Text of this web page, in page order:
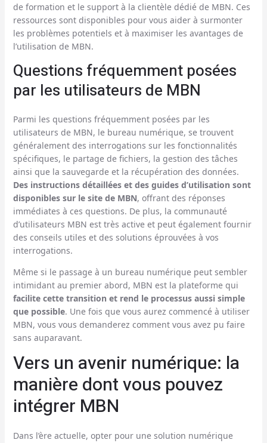
de formation et le support à la clientèle dédié de MBN. Ces
ressources sont disponibles pour vous aider à surmonter
les problèmes potentiels et à maximiser les avantages de
l’utilisation de MBN.
Questions fréquemment posées
par les utilisateurs de MBN
Parmi les questions fréquemment posées par les
utilisateurs de MBN, le bureau numérique, se trouvent
généralement des interrogations sur les fonctionnalités
spécifiques, le partage de fichiers, la gestion des tâches
ainsi que la sauvegarde et la récupération des données.
Des instructions détaillées et des guides d’utilisation sont
disponibles sur le site de MBN, offrant des réponses
immédiates à ces questions. De plus, la communauté
d’utilisateurs MBN est très active et peut également fournir
des conseils utiles et des solutions éprouvées à vos
interrogations.
Même si le passage à un bureau numérique peut sembler
intimidant au premier abord, MBN est la plateforme qui
facilite cette transition et rend le processus aussi simple
que possible. Une fois que vous aurez commencé à utiliser
MBN, vous vous demanderez comment vous avez pu faire
sans auparavant.
Vers un avenir numérique: la
manière dont vous pouvez
intégrer MBN
Dans l’ère actuelle, opter pour une solution numérique